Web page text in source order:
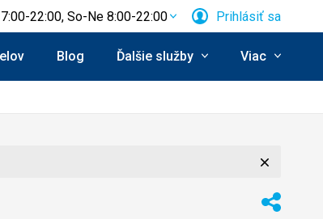
22:00, So-Ne 8:00-22:00 Prihlásiť sa
Blog Ďalšie služby Viac
Zdieľať